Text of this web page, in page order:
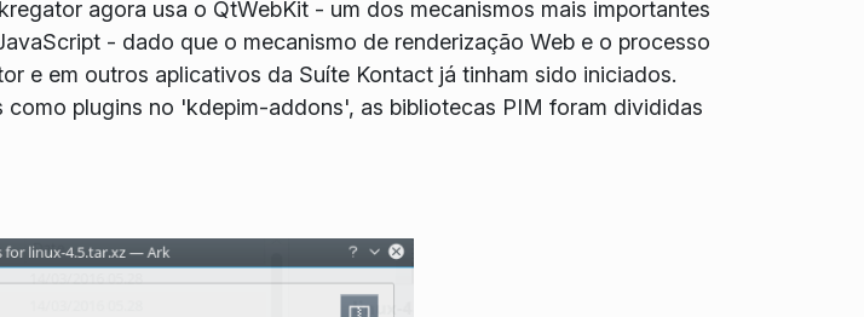
agora usa o QtWebKit - um dos mecanismos mais importantes
- dado que o mecanismo de renderização Web e o processo
e em outros aplicativos da Suíte Kontact já tinham sido iniciados.
plugins no 'kdepim-addons', as bibliotecas PIM foram divididas